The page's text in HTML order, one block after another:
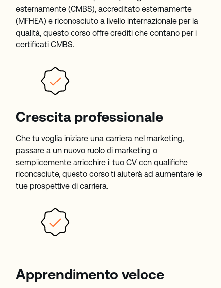
esternamente (CMBS), accreditato esternamente
(MFHEA) e riconosciuto a livello internazionale per la
qualità, questo corso offre crediti che contano per i
certificati CMBS.
Crescita professionale
Che tu voglia iniziare una carriera nel marketing,
passare a un nuovo ruolo di marketing o
semplicemente arricchire il tuo CV con qualifiche
riconosciute, questo corso ti aiuterà ad aumentare le
tue prospettive di carriera.
Apprendimento veloce